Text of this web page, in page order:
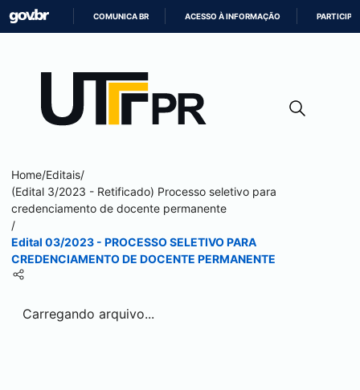
CONTEÚDO
COMUNICA BR ACESSO À INFORMAÇÃO PARTICIPE
Home/Editais/
(Edital 3/2023 - Retificado) Processo seletivo para
credenciamento de docente permanente
/
Edital 03/2023 - PROCESSO SELETIVO PARA
CREDENCIAMENTO DE DOCENTE PERMANENTE
Carregando arquivo...